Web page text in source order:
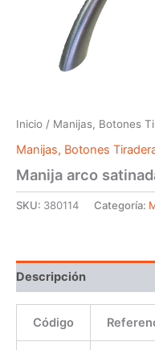
Inicio / Manijas, Botones
Manijas, Botones
Manija arco
SKU: 380114 Categoría:
Descripción
Código